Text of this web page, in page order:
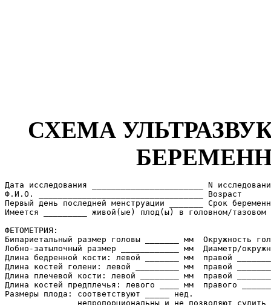
СХЕМА
Дата исследования _______________________ N
Ф.И.О. __________________________________ Возраст
Первый день последней менструации _______ Срок
Имеется _________ живой(ые) плод(ы) в головном/тазовом
ФЕТОМЕТРИЯ:
Бипариетальный размер головы _______ мм  Окружность
Лобно-затылочный размер ____________ мм  Диаметр/
Длина бедренной кости: левой _______ мм  правой
Длина костей голени: левой _________ мм  правой
Длина плечевой кости: левой ________ мм  правой
Длина костей предплечья: левого ____ мм  правого
Размеры плода: соответствуют _____ нед.
непропорциональны и не позволяют судить